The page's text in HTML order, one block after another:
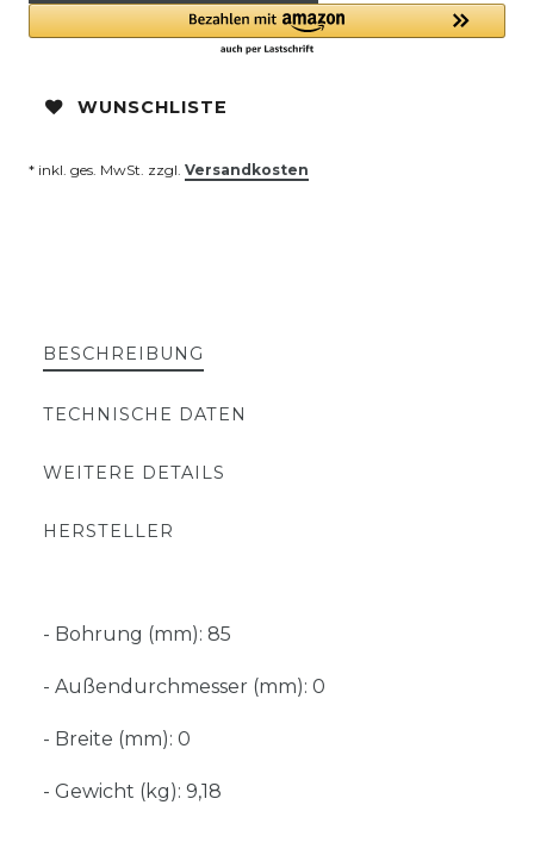
WUNSCHLISTE
* inkl. ges. MwSt. zzgl. Versandkosten
BESCHREIBUNG
TECHNISCHE DATEN
WEITERE DETAILS
HERSTELLER
- Bohrung (mm): 85
- Außendurchmesser (mm): 0
- Breite (mm): 0
- Gewicht (kg): 9,18